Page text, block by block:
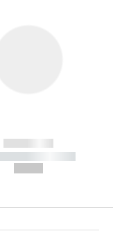
------------
-----------